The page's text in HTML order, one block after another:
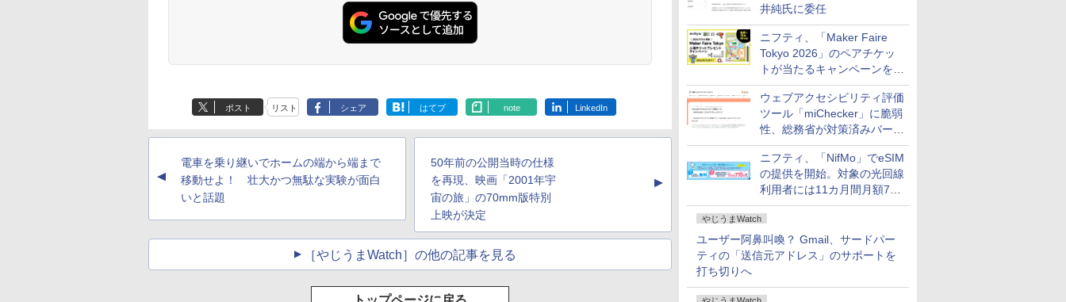
井純氏に委任
ニフティ、「Maker Faire
Tokyo 2026」のペアチケッ
トが当たるキャンペーンをX
で実施。8月16日まで
ウェブアクセシビリティ評価
ツール「miChecker」に脆弱
性、総務省が対策済みバージ
ョンへの更新を呼び掛け
ニフティ、「NifMo」でeSIM
の提供を開始。対象の光回線
利用者には11カ月間月額770
円割引のキャンペーン
やじうまWatch
ユーザー阿鼻叫喚？ Gmail、サードパー
ティの「送信元アドレス」のサポートを
打ち切りへ
ポスト リスト シェア はてブ note LinkedIn
▲
電車を乗り継いでホームの端から端まで
移動せよ！ 壮大かつ無駄な実験が面白
いと話題
50年前の公開当時の仕様
を再現、映画「2001年宇
宙の旅」の70mm版特別
上映が決定
▲
［やじうまWatch］の他の記事を見る